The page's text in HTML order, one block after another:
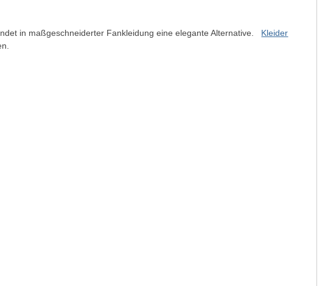
in maßgeschneiderter Fankleidung eine elegante Alternative. Kleider